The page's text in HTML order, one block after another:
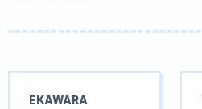
EKAWARA